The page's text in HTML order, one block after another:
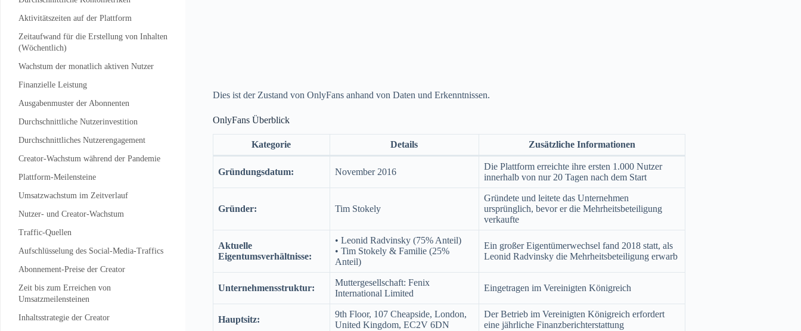
Dies ist der Zustand von OnlyFans anhand von Daten und Erkenntnissen.
OnlyFans Überblick
Kategorie Details Zusätzliche Informationen
Gründungsdatum: November 2016
Die Plattform erreichte ihre ersten 1.000 Nutzer
innerhalb von nur 20 Tagen nach dem Start
Gründer: Tim Stokely
Gründete und leitete das Unternehmen
ursprünglich, bevor er die Mehrheitsbeteiligung
verkaufte
Aktuelle
Eigentumsverhältnisse:
• Leonid Radvinsky (75% Anteil)
• Tim Stokely & Familie (25%
Anteil)
Ein großer Eigentümerwechsel fand 2018 statt, als
Leonid Radvinsky die Mehrheitsbeteiligung erwarb
Unternehmensstruktur:
Muttergesellschaft: Fenix
International Limited
Eingetragen im Vereinigten Königreich
Hauptsitz:
9th Floor, 107 Cheapside, London,
United Kingdom, EC2V 6DN
Der Betrieb im Vereinigten Königreich erfordert
eine jährliche Finanzberichterstattung
Aktivitätszeiten auf der Plattform
Zeitaufwand für die Erstellung von Inhalten
(Wöchentlich)
Wachstum der monatlich aktiven Nutzer
Finanzielle Leistung
Ausgabenmuster der Abonnenten
Durchschnittliche Nutzerinvestition
Durchschnittliches Nutzerengagement
Creator-Wachstum während der Pandemie
Plattform-Meilensteine
Umsatzwachstum im Zeitverlauf
Nutzer- und Creator-Wachstum
Traffic-Quellen
Aufschlüsselung des Social-Media-Traffics
Abonnement-Preise der Creator
Zeit bis zum Erreichen von
Umsatzmeilensteinen
Inhaltsstrategie der Creator